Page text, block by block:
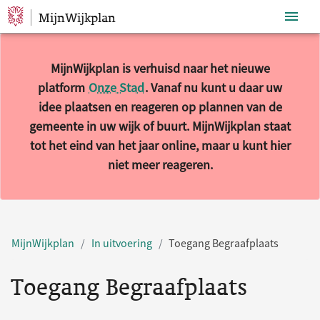
Sla navigatie over
MijnWijkplan
MijnWijkplan is verhuisd naar het nieuwe
platform Onze Stad. Vanaf nu kunt u daar uw
idee plaatsen en reageren op plannen van de
gemeente in uw wijk of buurt. MijnWijkplan staat
tot het eind van het jaar online, maar u kunt hier
niet meer reageren.
MijnWijkplan In uitvoering Toegang Begraafplaats
Toegang Begraafplaats